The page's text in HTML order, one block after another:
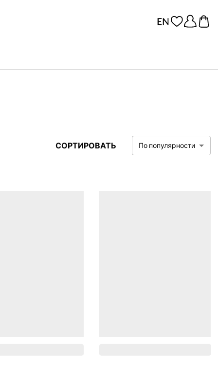
СОРТИРОВАТЬ По популярности